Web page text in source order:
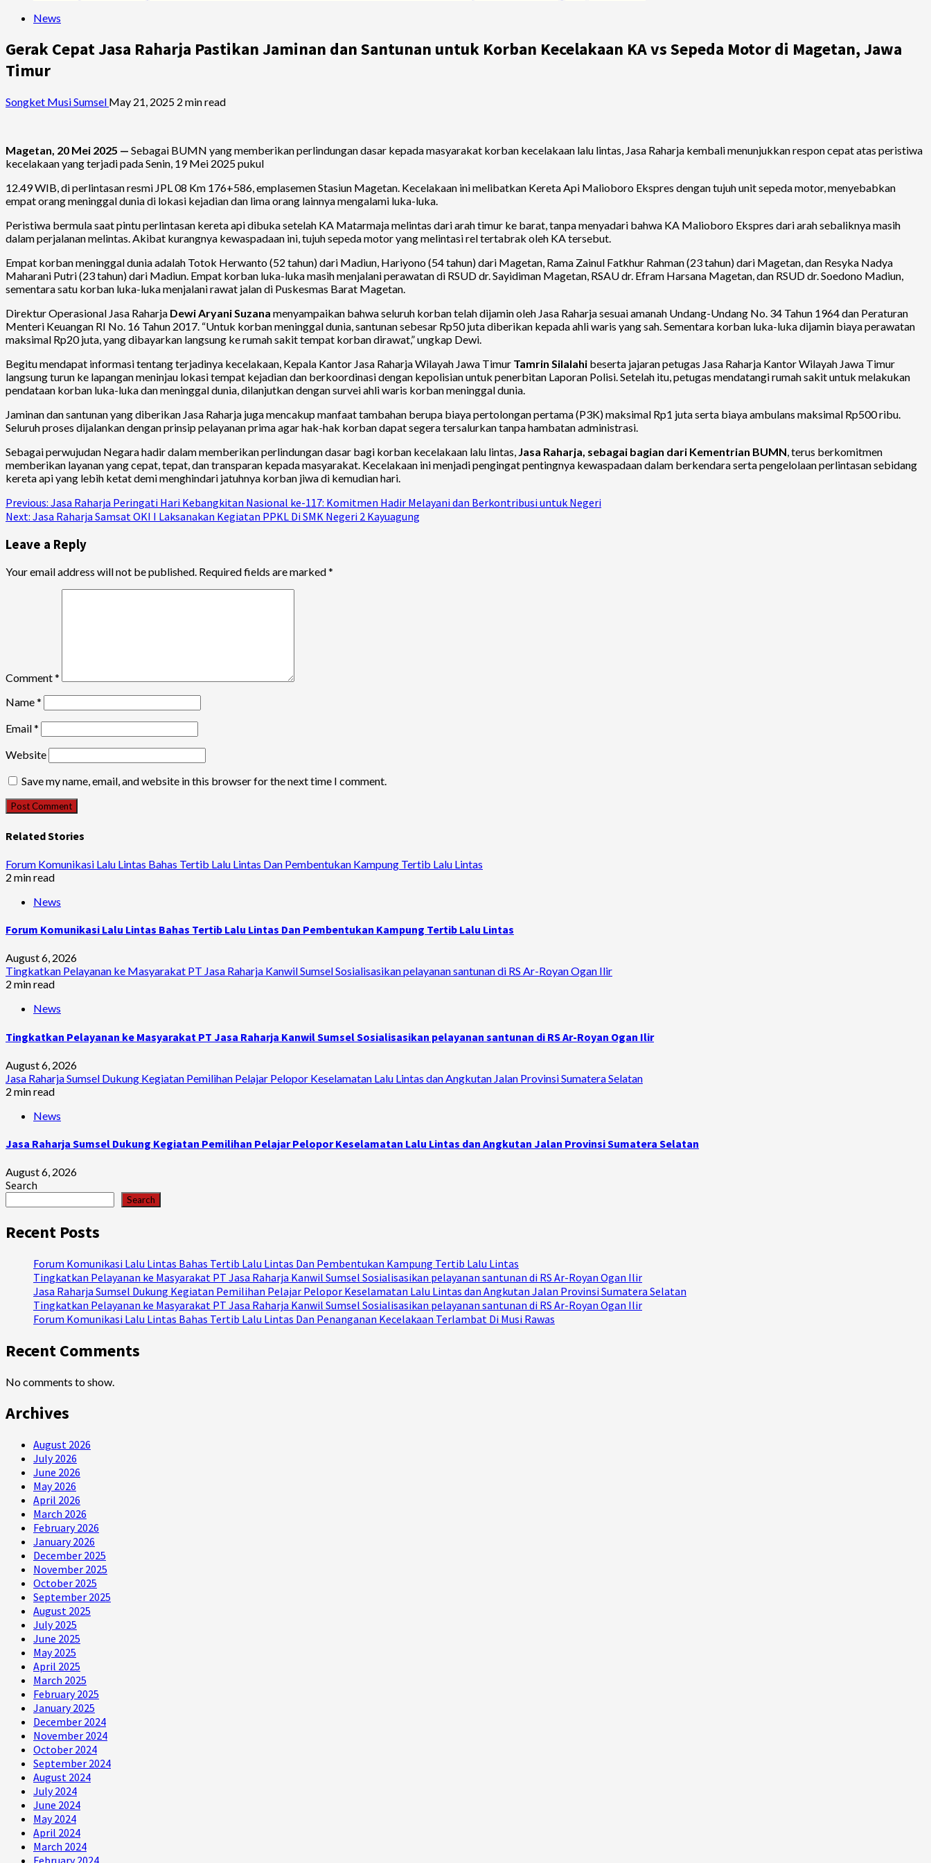
News
Gerak Cepat Jasa Raharja Pastikan Jaminan dan Santunan untuk Korban Kecelakaan KA vs Sepeda Motor di Magetan, Jawa
Timur
Songket Musi Sumsel May 21, 2025 2 min read
Magetan, 20 Mei 2025 — Sebagai BUMN yang memberikan perlindungan dasar kepada masyarakat korban kecelakaan lalu lintas, Jasa Raharja kembali menunjukkan respon cepat atas peristiwa
kecelakaan yang terjadi pada Senin, 19 Mei 2025 pukul
12.49 WIB, di perlintasan resmi JPL 08 Km 176+586, emplasemen Stasiun Magetan. Kecelakaan ini melibatkan Kereta Api Malioboro Ekspres dengan tujuh unit sepeda motor, menyebabkan
empat orang meninggal dunia di lokasi kejadian dan lima orang lainnya mengalami luka-luka.
Peristiwa bermula saat pintu perlintasan kereta api dibuka setelah KA Matarmaja melintas dari arah timur ke barat, tanpa menyadari bahwa KA Malioboro Ekspres dari arah sebaliknya masih
dalam perjalanan melintas. Akibat kurangnya kewaspadaan ini, tujuh sepeda motor yang melintasi rel tertabrak oleh KA tersebut.
Empat korban meninggal dunia adalah Totok Herwanto (52 tahun) dari Madiun, Hariyono (54 tahun) dari Magetan, Rama Zainul Fatkhur Rahman (23 tahun) dari Magetan, dan Resyka Nadya
Maharani Putri (23 tahun) dari Madiun. Empat korban luka-luka masih menjalani perawatan di RSUD dr. Sayidiman Magetan, RSAU dr. Efram Harsana Magetan, dan RSUD dr. Soedono Madiun,
sementara satu korban luka-luka menjalani rawat jalan di Puskesmas Barat Magetan.
Direktur Operasional Jasa Raharja Dewi Aryani Suzana menyampaikan bahwa seluruh korban telah dijamin oleh Jasa Raharja sesuai amanah Undang-Undang No. 34 Tahun 1964 dan Peraturan
Menteri Keuangan RI No. 16 Tahun 2017. “Untuk korban meninggal dunia, santunan sebesar Rp50 juta diberikan kepada ahli waris yang sah. Sementara korban luka-luka dijamin biaya perawatan
maksimal Rp20 juta, yang dibayarkan langsung ke rumah sakit tempat korban dirawat,” ungkap Dewi.
Begitu mendapat informasi tentang terjadinya kecelakaan, Kepala Kantor Jasa Raharja Wilayah Jawa Timur Tamrin Silalahi beserta jajaran petugas Jasa Raharja Kantor Wilayah Jawa Timur
langsung turun ke lapangan meninjau lokasi tempat kejadian dan berkoordinasi dengan kepolisian untuk penerbitan Laporan Polisi. Setelah itu, petugas mendatangi rumah sakit untuk melakukan
pendataan korban luka-luka dan meninggal dunia, dilanjutkan dengan survei ahli waris korban meninggal dunia.
Jaminan dan santunan yang diberikan Jasa Raharja juga mencakup manfaat tambahan berupa biaya pertolongan pertama (P3K) maksimal Rp1 juta serta biaya ambulans maksimal Rp500 ribu.
Seluruh proses dijalankan dengan prinsip pelayanan prima agar hak-hak korban dapat segera tersalurkan tanpa hambatan administrasi.
Sebagai perwujudan Negara hadir dalam memberikan perlindungan dasar bagi korban kecelakaan lalu lintas, Jasa Raharja, sebagai bagian dari Kementrian BUMN, terus berkomitmen
memberikan layanan yang cepat, tepat, dan transparan kepada masyarakat. Kecelakaan ini menjadi pengingat pentingnya kewaspadaan dalam berkendara serta pengelolaan perlintasan sebidang
kereta api yang lebih ketat demi menghindari jatuhnya korban jiwa di kemudian hari.
Continue
Reading
Previous: Jasa Raharja Peringati Hari Kebangkitan Nasional ke-117: Komitmen Hadir Melayani dan Berkontribusi untuk Negeri
Next: Jasa Raharja Samsat OKI I Laksanakan Kegiatan PPKL Di SMK Negeri 2 Kayuagung
Leave a Reply
Your email address will not be published. Required fields are marked*
Comment*
Name*
Email*
Website
Save my name, email, and website in this browser for the next time I comment.
Related Stories
Forum Komunikasi Lalu Lintas Bahas Tertib Lalu Lintas Dan Pembentukan Kampung Tertib Lalu Lintas
2 min read
News
Forum Komunikasi Lalu Lintas Bahas Tertib Lalu Lintas Dan Pembentukan Kampung Tertib Lalu Lintas
August 6, 2026
Tingkatkan Pelayanan ke Masyarakat PT Jasa Raharja Kanwil Sumsel Sosialisasikan pelayanan santunan di RS Ar-Royan Ogan Ilir
2 min read
News
Tingkatkan Pelayanan ke Masyarakat PT Jasa Raharja Kanwil Sumsel Sosialisasikan pelayanan santunan di RS Ar-Royan Ogan Ilir
August 6, 2026
Jasa Raharja Sumsel Dukung Kegiatan Pemilihan Pelajar Pelopor Keselamatan Lalu Lintas dan Angkutan Jalan Provinsi Sumatera Selatan
2 min read
News
Jasa Raharja Sumsel Dukung Kegiatan Pemilihan Pelajar Pelopor Keselamatan Lalu Lintas dan Angkutan Jalan Provinsi Sumatera Selatan
August 6, 2026
Search
Search
Recent Posts
Forum Komunikasi Lalu Lintas Bahas Tertib Lalu Lintas Dan Pembentukan Kampung Tertib Lalu Lintas
Tingkatkan Pelayanan ke Masyarakat PT Jasa Raharja Kanwil Sumsel Sosialisasikan pelayanan santunan di RS Ar-Royan Ogan Ilir
Jasa Raharja Sumsel Dukung Kegiatan Pemilihan Pelajar Pelopor Keselamatan Lalu Lintas dan Angkutan Jalan Provinsi Sumatera Selatan
Tingkatkan Pelayanan ke Masyarakat PT Jasa Raharja Kanwil Sumsel Sosialisasikan pelayanan santunan di RS Ar-Royan Ogan Ilir
Forum Komunikasi Lalu Lintas Bahas Tertib Lalu Lintas Dan Penanganan Kecelakaan Terlambat Di Musi Rawas
Recent Comments
No comments to show.
Archives
August 2026
July 2026
June 2026
May 2026
April 2026
March 2026
February 2026
January 2026
December 2025
November 2025
October 2025
September 2025
August 2025
July 2025
June 2025
May 2025
April 2025
March 2025
February 2025
January 2025
December 2024
November 2024
October 2024
September 2024
August 2024
July 2024
June 2024
May 2024
April 2024
March 2024
February 2024